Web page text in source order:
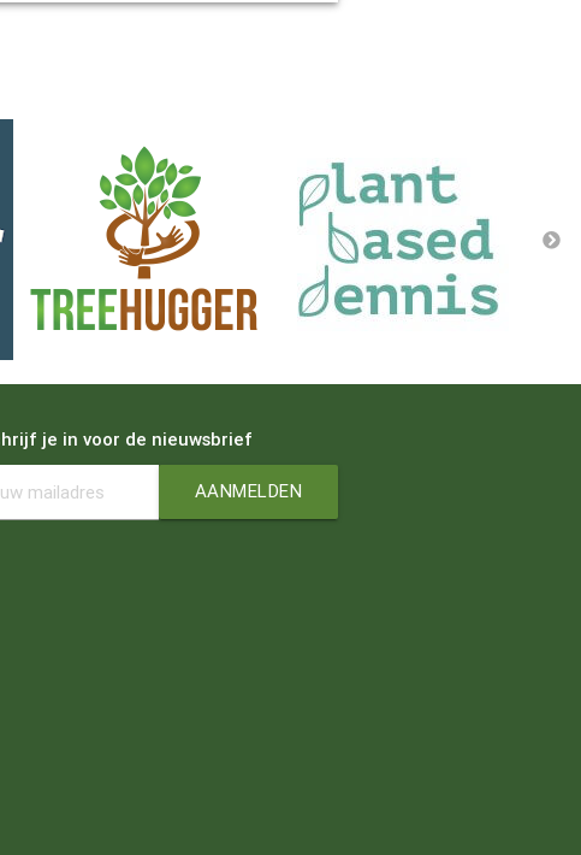
je in voor de nieuwsbrief